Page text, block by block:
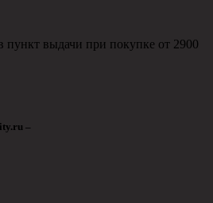
в пункт выдачи при покупке от 2900
–